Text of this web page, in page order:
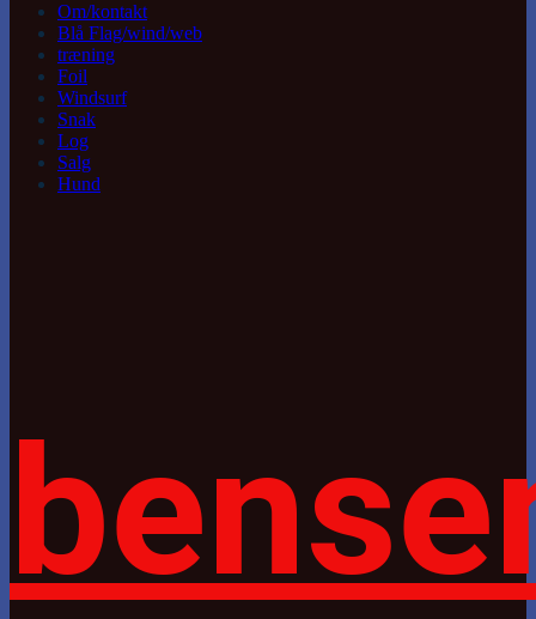
Om/kontakt
Blå Flag/wind/web
træning
Foil
Windsurf
Snak
Log
Salg
Hund